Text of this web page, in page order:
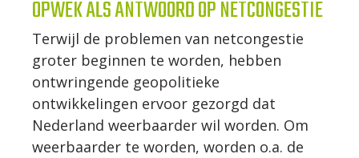
OPWEK ALS ANTWOORD OP NETCONGESTIE
Terwijl de problemen van netcongestie
groter beginnen te worden, hebben
ontwringende geopolitieke
ontwikkelingen ervoor gezorgd dat
Nederland weerbaarder wil worden. Om
weerbaarder te worden, worden o.a. de